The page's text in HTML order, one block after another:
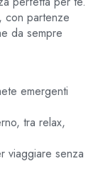
con partenze
da sempre
emergenti
tra relax,
viaggiare senza